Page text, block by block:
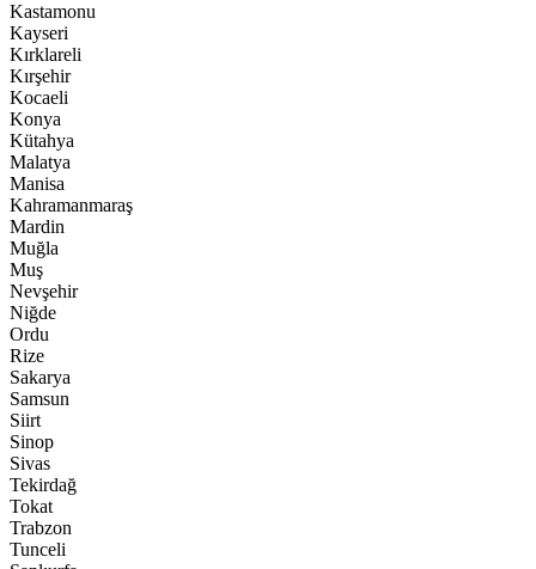
Kastamonu
Kayseri
Kırklareli
Kırşehir
Kocaeli
Konya
Kütahya
Malatya
Manisa
Kahramanmaraş
Mardin
Muğla
Muş
Nevşehir
Niğde
Ordu
Rize
Sakarya
Samsun
Siirt
Sinop
Sivas
Tekirdağ
Tokat
Trabzon
Tunceli